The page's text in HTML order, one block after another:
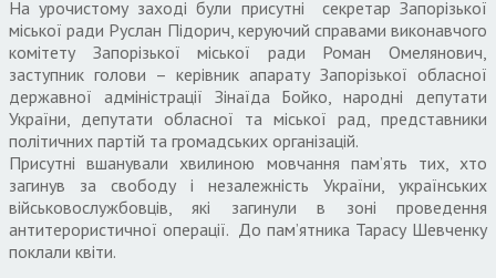
На урочистому заході були присутні секретар Запорізької
міської ради Руслан Підорич, керуючий справами виконавчого
комітету Запорізької міської ради Роман Омелянович,
заступник голови – керівник апарату Запорізької обласної
державної адміністрації Зінаїда Бойко, народні депутати
України, депутати обласної та міської рад, представники
політичних партій та громадських організацій.
Присутні вшанували хвилиною мовчання пам’ять тих, хто
загинув за свободу і незалежність України, українських
військовослужбовців, які загинули в зоні проведення
антитерористичної операції. До пам’ятника Тарасу Шевченку
поклали квіти.